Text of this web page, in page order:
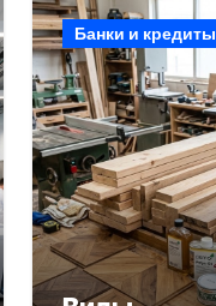
Банки и кредиты